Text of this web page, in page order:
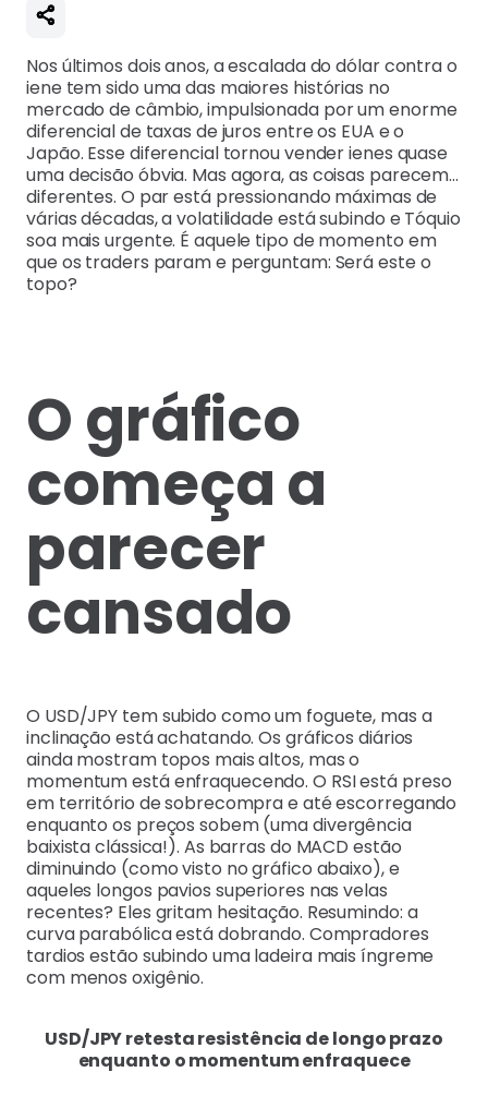
Nos últimos dois anos, a escalada do dólar contra o
iene tem sido uma das maiores histórias no
mercado de câmbio, impulsionada por um enorme
diferencial de taxas de juros entre os EUA e o
Japão. Esse diferencial tornou vender ienes quase
uma decisão óbvia. Mas agora, as coisas parecem…
diferentes. O par está pressionando máximas de
várias décadas, a volatilidade está subindo e Tóquio
soa mais urgente. É aquele tipo de momento em
que os traders param e perguntam: Será este o
topo?
O gráfico
começa a
parecer
cansado
O USD/JPY tem subido como um foguete, mas a
inclinação está achatando. Os gráficos diários
ainda mostram topos mais altos, mas o
momentum está enfraquecendo. O RSI está preso
em território de sobrecompra e até escorregando
enquanto os preços sobem (uma divergência
baixista clássica!). As barras do MACD estão
diminuindo (como visto no gráfico abaixo), e
aqueles longos pavios superiores nas velas
recentes? Eles gritam hesitação. Resumindo: a
curva parabólica está dobrando. Compradores
tardios estão subindo uma ladeira mais íngreme
com menos oxigênio.
USD/JPY retesta resistência de longo prazo
enquanto o momentum enfraquece